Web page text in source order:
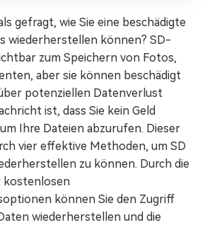
gefragt, wie Sie eine beschädigte
wiederherstellen können? SD-
zum Speichern von Fotos,
aber sie können beschädigt
potenziellen Datenverlust
ist, dass Sie kein Geld
Ihre Dateien abzurufen. Dieser
vier effektive Methoden, um SD
zu können. Durch die
kostenlosen
können Sie den Zugriff
wiederherstellen und die